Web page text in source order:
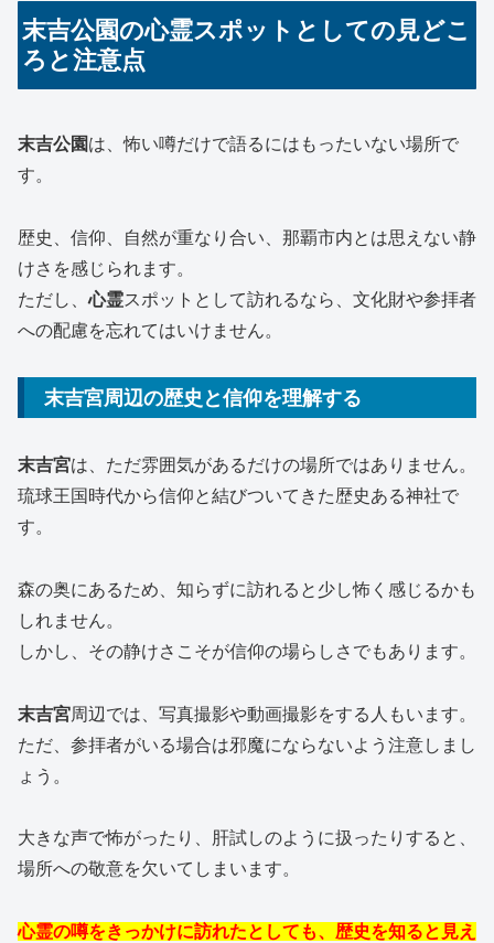
末吉公園の心霊スポットとしての見どこ
ろと注意点
末吉公園は、怖い噂だけで語るにはもったいない場所で
す。
歴史、信仰、自然が重なり合い、那覇市内とは思えない静
けさを感じられます。
ただし、心霊スポットとして訪れるなら、文化財や参拝者
への配慮を忘れてはいけません。
末吉宮周辺の歴史と信仰を理解する
末吉宮は、ただ雰囲気があるだけの場所ではありません。
琉球王国時代から信仰と結びついてきた歴史ある神社で
す。
森の奥にあるため、知らずに訪れると少し怖く感じるかも
しれません。
しかし、その静けさこそが信仰の場らしさでもあります。
末吉宮周辺では、写真撮影や動画撮影をする人もいます。
ただ、参拝者がいる場合は邪魔にならないよう注意しまし
ょう。
大きな声で怖がったり、肝試しのように扱ったりすると、
場所への敬意を欠いてしまいます。
心霊の噂をきっかけに訪れたとしても、歴史を知ると見え